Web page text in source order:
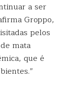
a ser
Groppo,
pelos
mata
que é